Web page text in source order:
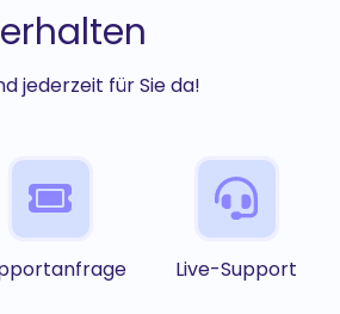
erhalten
jederzeit für Sie da!
Live-Support